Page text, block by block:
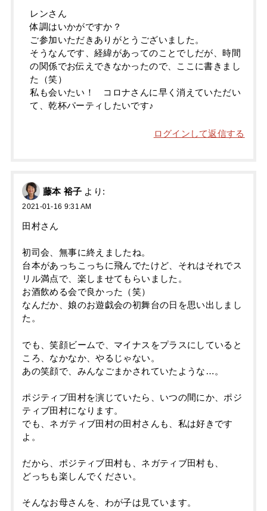
レンさん
体調はいかがですか？
ご参加いただきありがとうございました。
そうなんです、経緯があってのことでしだが、時間
の関係でお伝えできなかったので、ここに書きまし
た（笑）
私も会いたい！ コロナさんに早く消えていただい
て、乾杯パーティしたいです♪
ログインして返信する
藤本 裕子 より:
2021-01-16 9:31 AM
田村さん
初司会、無事に終えましたね。
台本があっちこっちに飛んでたけど、それはそれでス
リル満点で、楽しませてもらいました。
お酒飲める会で良かった（笑）
なんだか、娘のお遊戯会の初舞台の日を思い出しまし
た。
でも、笑顔ビームで、マイナスをプラスにしていると
ころ、なかなか、やるじゃない。
あの笑顔で、みんなごまかされていたような…。
ポジティブ田村を演じていたら、いつの間にか、ポジ
ティブ田村になります。
でも、ネガティブ田村の田村さんも、私は好きです
よ。
だから、ポジティブ田村も、ネガティブ田村も、
どっちも楽しんでください。
そんなお母さんを、わが子は見ています。